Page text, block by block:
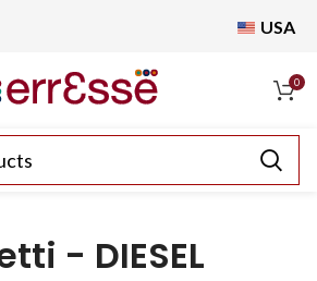
USA
0
- DIESEL